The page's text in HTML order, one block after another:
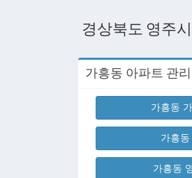
경상북도 영주
가흥동 아파트 관
가흥동
가흥
가흥동